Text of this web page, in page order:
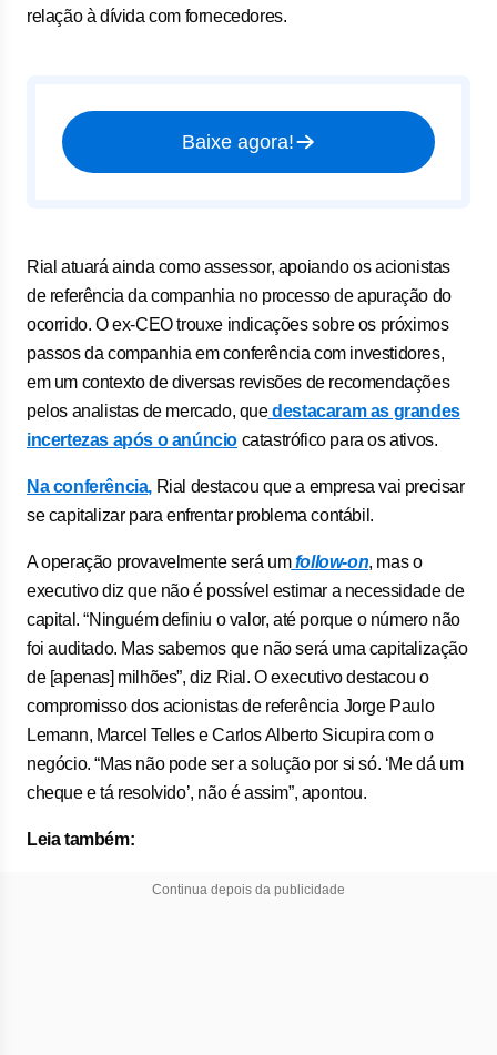
relação à dívida com fornecedores.
Baixe agora!
Rial atuará ainda como assessor, apoiando os acionistas
de referência da companhia no processo de apuração do
ocorrido. O ex-CEO trouxe indicações sobre os próximos
passos da companhia em conferência com investidores,
em um contexto de diversas revisões de recomendações
pelos analistas de mercado, quedestacaram as grandes
incertezas após o anúncio catastrófico para os ativos.
Na conferência, Rial destacou que a empresa vai precisar
se capitalizar para enfrentar problema contábil.
A operação provavelmente será umfollow-on, mas o
executivo diz que não é possível estimar a necessidade de
capital. “Ninguém definiu o valor, até porque o número não
foi auditado. Mas sabemos que não será uma capitalização
de [apenas] milhões”, diz Rial. O executivo destacou o
compromisso dos acionistas de referência Jorge Paulo
Lemann, Marcel Telles e Carlos Alberto Sicupira com o
negócio. “Mas não pode ser a solução por si só. ‘Me dá um
cheque e tá resolvido’, não é assim”, apontou.
Leia também:
Continua depois da publicidade